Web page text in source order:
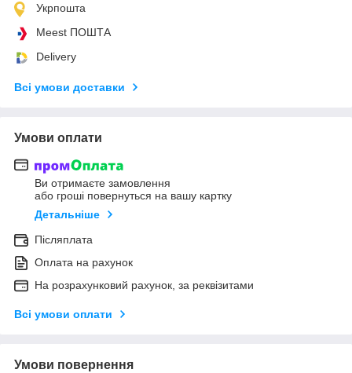
Укрпошта
Meest ПОШТА
Delivery
Всі умови доставки
Умови оплати
Ви отримаєте замовлення
або гроші повернуться на вашу картку
Детальніше
Післяплата
Оплата на рахунок
На розрахунковий рахунок, за реквізитами
Всі умови оплати
Умови повернення